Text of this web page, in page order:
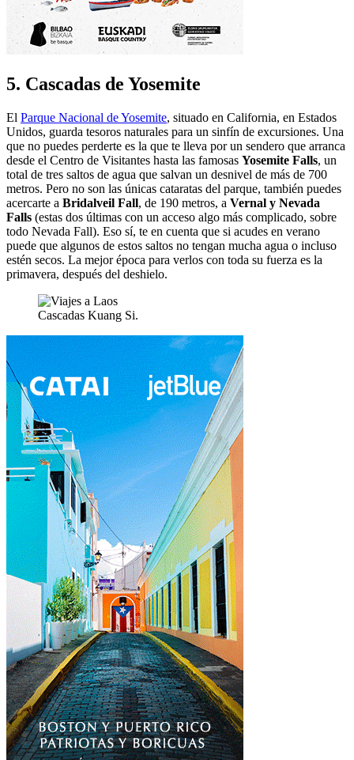
5. Cascadas de Yosemite
El Parque Nacional de Yosemite, situado en California, en Estados
Unidos, guarda tesoros naturales para un sinfín de excursiones. Una
que no puedes perderte es la que te lleva por un sendero que arranca
desde el Centro de Visitantes hasta las famosas Yosemite Falls, un
total de tres saltos de agua que salvan un desnivel de más de 700
metros. Pero no son las únicas cataratas del parque, también puedes
acercarte a Bridalveil Fall, de 190 metros, a Vernal y Nevada
Falls (estas dos últimas con un acceso algo más complicado, sobre
todo Nevada Fall). Eso sí, te en cuenta que si acudes en verano
puede que algunos de estos saltos no tengan mucha agua o incluso
estén secos. La mejor época para verlos con toda su fuerza es la
primavera, después del deshielo.
Cascadas Kuang Si.